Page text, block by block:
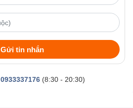
Gửi tin nhắn
0933337176(8:30 - 20:30)